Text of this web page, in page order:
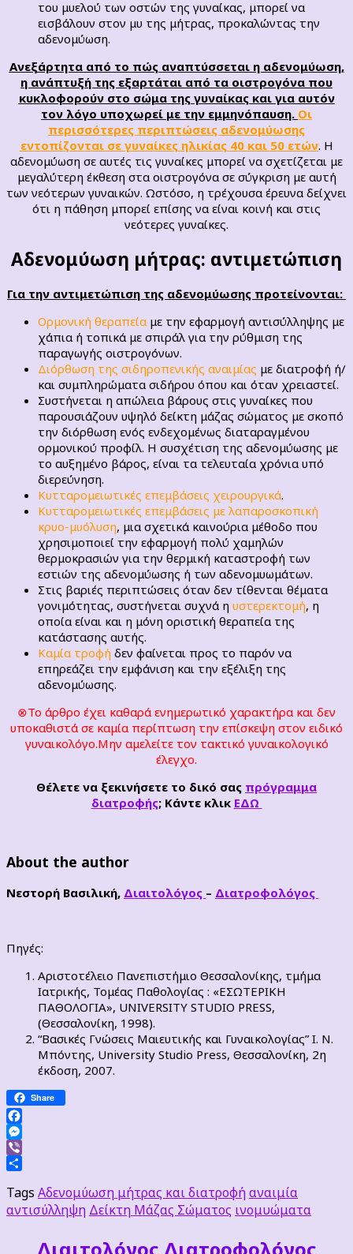
του μυελού των οστών της γυναίκας, μπορεί να
εισβάλουν στον μυ της μήτρας, προκαλώντας την
αδενομύωση.
Ανεξάρτητα από το πώς αναπτύσσεται η αδενομύωση,
η ανάπτυξή της εξαρτάται από τα οιστρογόνα που
κυκλοφορούν στο σώμα της γυναίκας και για αυτόν
τον λόγο υποχωρεί με την εμμηνόπαυση. Οι
περισσότερες περιπτώσεις αδενομύωσης
εντοπίζονται σε γυναίκες ηλικίας 40 και 50 ετών. Η
αδενομύωση σε αυτές τις γυναίκες μπορεί να σχετίζεται με
μεγαλύτερη έκθεση στα οιστρογόνα σε σύγκριση με αυτή
των νεότερων γυναικών. Ωστόσο, η τρέχουσα έρευνα δείχνει
ότι η πάθηση μπορεί επίσης να είναι κοινή και στις
νεότερες γυναίκες.
Αδενομύωση μήτρας: αντιμετώπιση
Για την αντιμετώπιση της αδενομύωσης προτείνονται:
Ορμονική θεραπείαμε την εφαρμογή αντισύλληψης με
χάπια ή τοπικά με σπιράλ για την ρύθμιση της
παραγωγής οιστρογόνων.
Διόρθωση της σιδηροπενικής αναιμίας με διατροφή ή/
και συμπληρώματα σιδήρου όπου και όταν χρειαστεί.
Συστήνεται η απώλεια βάρους στις γυναίκες που
παρουσιάζουν υψηλό δείκτη μάζας σώματος με σκοπό
την διόρθωση ενός ενδεχομένως διαταραγμένου
ορμονικού προφίλ. Η συσχέτιση της αδενομύωσης με
το αυξημένο βάρος, είναι τα τελευταία χρόνια υπό
διερεύνηση.
Κυτταρομειωτικές επεμβάσεις χειρουργικά.
Κυτταρομειωτικές επεμβάσεις με λαπαροσκοπική
κρυο-μυόλυση, μια σχετικά καινούρια μέθοδο που
χρησιμοποιεί την εφαρμογή πολύ χαμηλών
θερμοκρασιών για την θερμική καταστροφή των
εστιών της αδενομύωσης ή των αδενομυωμάτων.
Στις βαριές περιπτώσεις όταν δεν τίθενται θέματα
γονιμότητας, συστήνεται συχνά η υστερεκτομή, η
οποία είναι και η μόνη οριστική θεραπεία της
κατάστασης αυτής.
Καμία τροφή δεν φαίνεται προς το παρόν να
επηρεάζει την εμφάνιση και την εξέλιξη της
αδενομύωσης.
⊗Το άρθρο έχει καθαρά ενημερωτικό χαρακτήρα και δεν
υποκαθιστά σε καμία περίπτωση την επίσκεψη στον ειδικό
γυναικολόγο.Μην αμελείτε τον τακτικό γυναικολογικό
έλεγχο.
Θέλετε να ξεκινήσετε το δικό σας πρόγραμμα
διατροφής; Κάντε κλικ ΕΔΩ
About the author
Νεστορή Βασιλική, Διαιτολόγος – Διατροφολόγος
Πηγές:
Αριστοτέλειο Πανεπιστήμιο Θεσσαλονίκης, τμήμα
Ιατρικής, Τομέας Παθολογίας : «ΕΣΩΤΕΡΙΚΗ
ΠΑΘΟΛΟΓΙΑ», UNIVERSITY STUDIO PRESS,
(Θεσσαλονίκη, 1998).
“Βασικές Γνώσεις Μαιευτικής και Γυναικολογίας” Ι. Ν.
Μπόντης, University Studio Press, Θεσσαλονίκη, 2η
έκδοση, 2007.
Share
Facebook
Messenger
Viber
Tags Αδενομύωση μήτρας και διατροφήαναιμία
αντισύλληψη Δείκτη Μάζας Σώματος ινομυώματα
Διαιτoλόγος Διατροφολόγος